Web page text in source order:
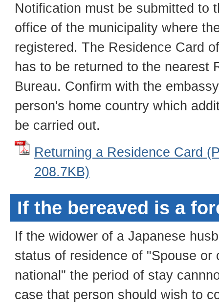
Notification must be submitted to
office of the municipality where
registered. The Residence Card
has to be returned to the nearest
Bureau. Confirm with the
person's home country which
be carried out.
Returning a Residence Card
208.7KB)
If the bereaved is a
If the widower of a Japanese
status of residence of "Spouse or
national" the period of stay
case that person should wish to